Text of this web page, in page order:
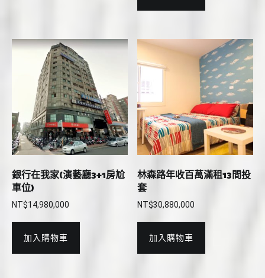
銀行在我家(演藝廳3+1房尬
車位)
NT$14,980,000
加入購物車
林森路年收百萬滿租13間投
套
NT$30,880,000
加入購物車